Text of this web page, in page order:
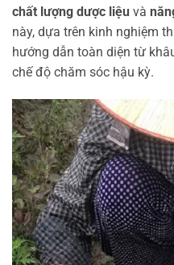
chất lượng dược liệu và
này, dựa trên kinh nghiệm
hướng dẫn toàn diện từ
chế độ chăm sóc hậu kỳ.